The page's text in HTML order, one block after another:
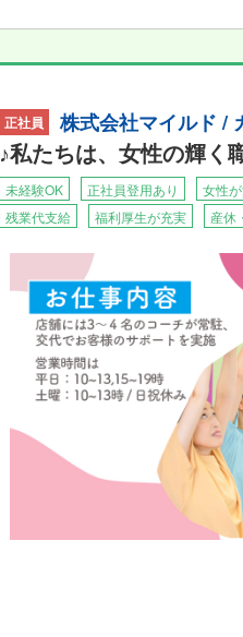
正社員 株式会社マイルド /
♪私たちは、女性の輝く
未経験OK 正社員登用あり 女性
残業代支給
福利厚生が充実 産休